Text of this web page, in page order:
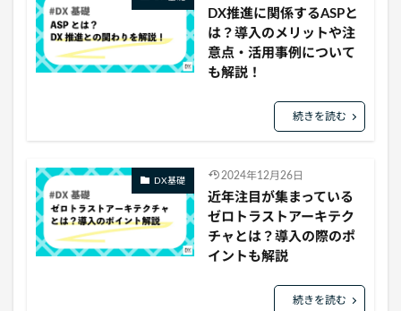
DX推進に関係するASPと
は？導入のメリットや注
意点・活用事例について
も解説！
続きを読む
DX基礎 2024年12月26日
近年注目が集まっている
ゼロトラストアーキテク
チャとは？導入の際のポ
イントも解説
続きを読む